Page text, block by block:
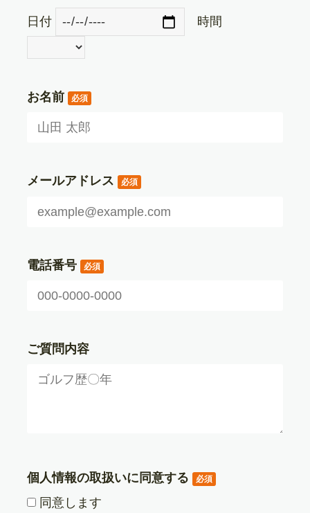
日付 時間
お名前 必須
メールアドレス 必須
電話番号 必須
ご質問内容
個人情報の取扱いに同意する 必須
同意します